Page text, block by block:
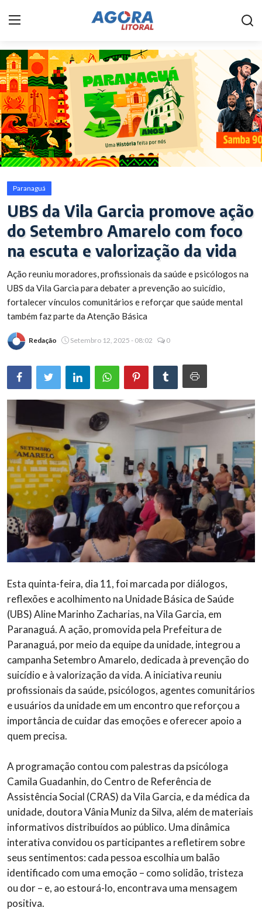
Home
Litoral
Paranaguá
Saúde
Acidente
Paraná
Policial
Brasil
Paranaguá
UBS da Vila Garcia promove ação
do Setembro Amarelo com foco
na escuta e valorização da vida
Ação reuniu moradores, profissionais da saúde e psicólogos na
UBS da Vila Garcia para debater a prevenção ao suicídio,
fortalecer vínculos comunitários e reforçar que saúde mental
também faz parte da Atenção Básica
Redação Setembro 12, 2025 - 08:02 0
Esta quinta-feira, dia 11, foi marcada por diálogos,
reflexões e acolhimento na Unidade Básica de Saúde
(UBS) Aline Marinho Zacharias, na Vila Garcia, em
Paranaguá. A ação, promovida pela Prefeitura de
Paranaguá, por meio da equipe da unidade, integrou a
campanha Setembro Amarelo, dedicada à prevenção do
suicídio e à valorização da vida. A iniciativa reuniu
profissionais da saúde, psicólogos, agentes comunitários
e usuários da unidade em um encontro que reforçou a
importância de cuidar das emoções e oferecer apoio a
quem precisa.
A programação contou com palestras da psicóloga
Camila Guadanhin, do Centro de Referência de
Assistência Social (CRAS) da Vila Garcia, e da médica da
unidade, doutora Vânia Muniz da Silva, além de materiais
informativos distribuídos ao público. Uma dinâmica
interativa convidou os participantes a refletirem sobre
seus sentimentos: cada pessoa escolhia um balão
identificado com uma emoção – como solidão, tristeza
ou dor – e, ao estourá-lo, encontrava uma mensagem
positiva.